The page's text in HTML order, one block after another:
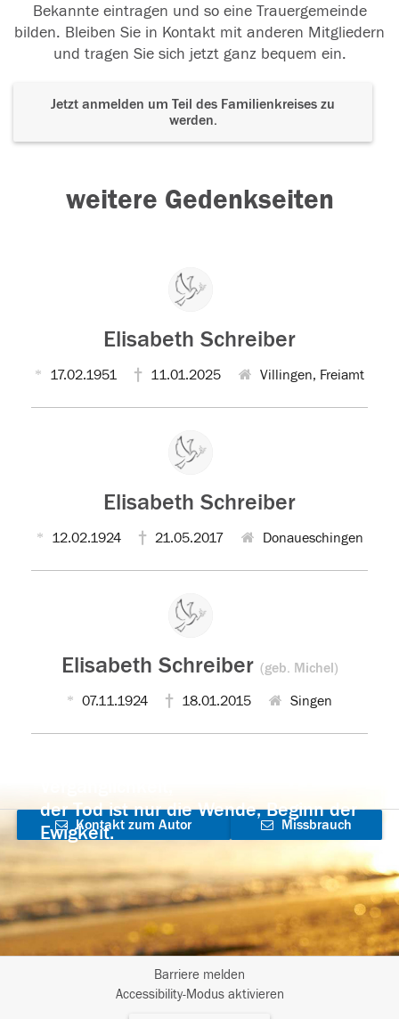
Bekannte eintragen und so eine Trauergemeinde
bilden. Bleiben Sie in Kontakt mit anderen Mitgliedern
und tragen Sie sich jetzt ganz bequem ein.
Jetzt anmelden um Teil des Familienkreises zu
werden.
weitere Gedenkseiten
Elisabeth Schreiber
17.02.1951 11.01.2025 Villingen, Freiamt
Elisabeth Schreiber
12.02.1924 21.05.2017 Donaueschingen
Elisabeth Schreiber (geb. Michel)
07.11.1924 18.01.2015 Singen
der Tod ist nur die Wende, Beginn der
Ewigkeit.
Kontakt zum Autor
aufnehmen
Missbrauch
Barriere melden
Accessibility-Modus aktivieren